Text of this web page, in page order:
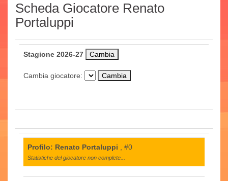
Scheda Giocatore Renato
Portaluppi
Stagione 2026-27
Cambia giocatore:
Profilo: Renato Portaluppi , #0
Statistiche del giocatore non complete...